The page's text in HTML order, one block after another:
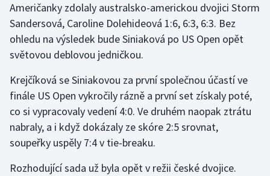
Házená
Jezdectví
Judo
Krasobruslení
Lezení
Lyže a snowboard
Američanky zdolaly australsko-americkou dvojici Storm
Sandersová, Caroline Dolehideová 1:6, 6:3, 6:3. Bez
ohledu na výsledek bude Siniaková po US Open opět
světovou deblovou jedničkou.
Krejčíková se Siniakovou za první společnou účastí ve
finále US Open vykročily rázně a první set získaly poté,
co si vypracovaly vedení 4:0. Ve druhém naopak ztrátu
nabraly, a i když dokázaly ze skóre 2:5 srovnat,
soupeřky uspěly 7:4 v tie-breaku.
Rozhodující sada už byla opět v režii české dvojice.